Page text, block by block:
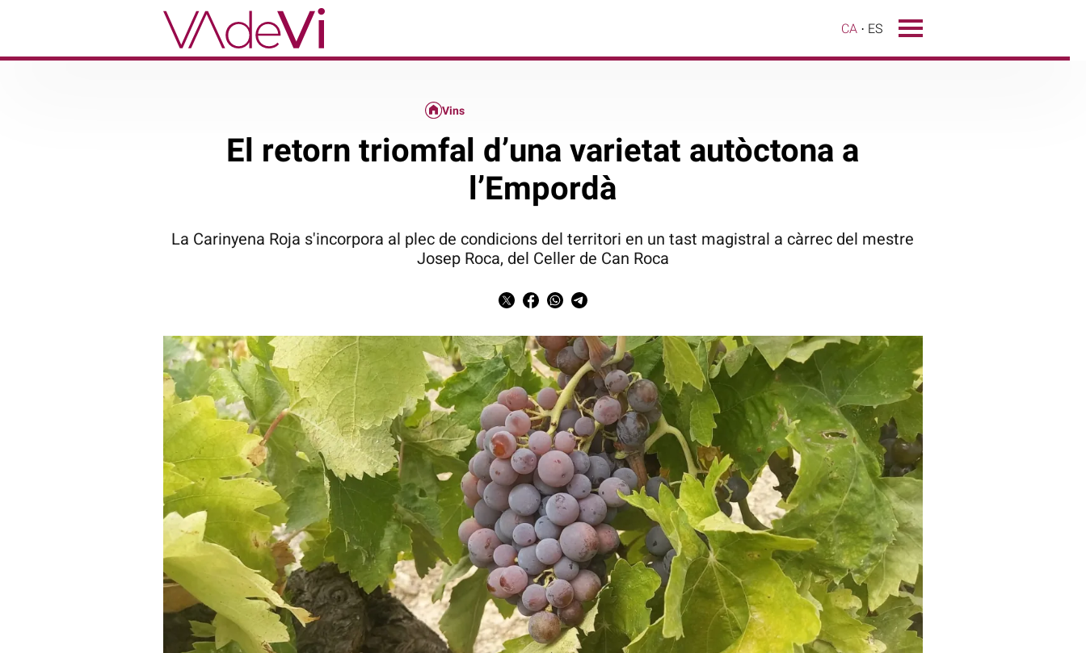
CA ES
Vins
El retorn triomfal d’una varietat autòctona a
l’Empordà
La Carinyena Roja s'incorpora al plec de condicions del territori en un tast magistral a càrrec del mestre
Josep Roca, del Celler de Can Roca